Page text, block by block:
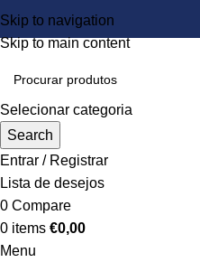
Skip to navigation
Skip to main content
Selecionar categoria
Search
Entrar / Registrar
Lista de desejos
0 Compare
0 items €0,00
Menu